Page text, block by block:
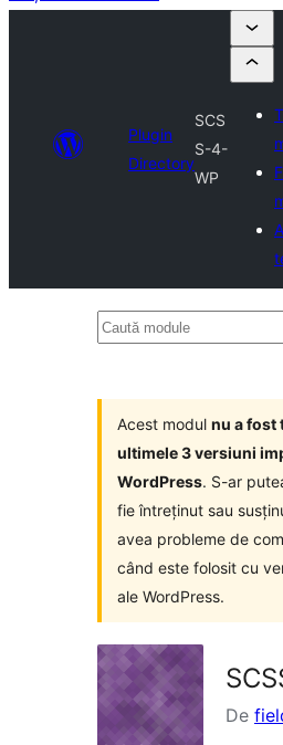
Plugin
Directory
SCS
S-4-
WP
Caută
Acest modul nu a fost
ultimele 3 versiuni
WordPress. S-ar
fie întreținut sau
avea probleme de
când este folosit cu
ale WordPress.
De